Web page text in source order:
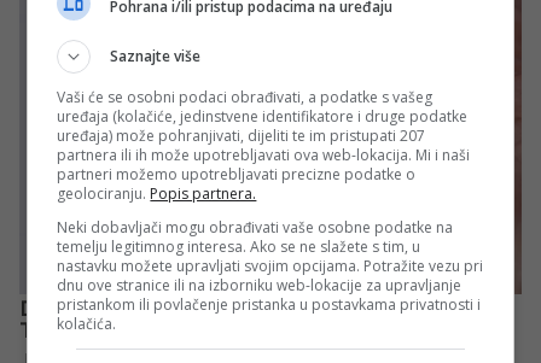
Pohrana i/ili pristup podacima na uređaju
Saznajte više
Vaši će se osobni podaci obrađivati, a podatke s vašeg
uređaja (kolačiće, jedinstvene identifikatore i druge podatke
uređaja) može pohranjivati, dijeliti te im pristupati 207
partnera ili ih može upotrebljavati ova web-lokacija. Mi i naši
partneri možemo upotrebljavati precizne podatke o
geolociranju. Popis partnera.
Neki dobavljači mogu obrađivati vaše osobne podatke na
temelju legitimnog interesa. Ako se ne slažete s tim, u
nastavku možete upravljati svojim opcijama. Potražite vezu pri
dnu ove stranice ili na izborniku web-lokacije za upravljanje
pristankom ili povlačenje pristanka u postavkama privatnosti i
kolačića.